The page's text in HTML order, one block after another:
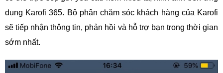
dụng Karofi 365. Bộ phận chăm sóc khách hàng của Karofi
sẽ tiếp nhận thông tin, phản hồi và hỗ trợ bạn trong thời gian
sớm nhất.